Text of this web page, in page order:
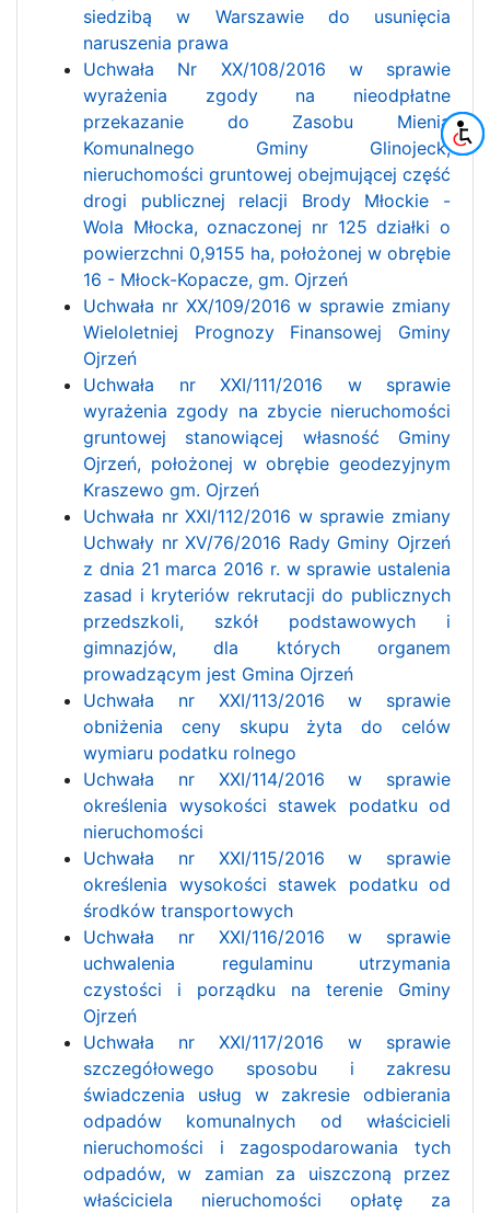
siedzibą w Warszawie do usunięcia
naruszenia prawa
Uchwała Nr XX/108/2016 w sprawie
wyrażenia zgody na nieodpłatne
przekazanie do Zasobu Mienia
Komunalnego Gminy Glinojeck,
nieruchomości gruntowej obejmującej część
drogi publicznej relacji Brody Młockie -
Wola Młocka, oznaczonej nr 125 działki o
powierzchni 0,9155 ha, położonej w obrębie
16 - Młock-Kopacze, gm. Ojrzeń
Uchwała nr XX/109/2016 w sprawie zmiany
Wieloletniej Prognozy Finansowej Gminy
Ojrzeń
Uchwała nr XXI/111/2016 w sprawie
wyrażenia zgody na zbycie nieruchomości
gruntowej stanowiącej własność Gminy
Ojrzeń, położonej w obrębie geodezyjnym
Kraszewo gm. Ojrzeń
Uchwała nr XXI/112/2016 w sprawie zmiany
Uchwały nr XV/76/2016 Rady Gminy Ojrzeń
z dnia 21 marca 2016 r. w sprawie ustalenia
zasad i kryteriów rekrutacji do publicznych
przedszkoli, szkół podstawowych i
gimnazjów, dla których organem
prowadzącym jest Gmina Ojrzeń
Uchwała nr XXI/113/2016 w sprawie
obniżenia ceny skupu żyta do celów
wymiaru podatku rolnego
Uchwała nr XXI/114/2016 w sprawie
określenia wysokości stawek podatku od
nieruchomości
Uchwała nr XXI/115/2016 w sprawie
określenia wysokości stawek podatku od
środków transportowych
Uchwała nr XXI/116/2016 w sprawie
uchwalenia regulaminu utrzymania
czystości i porządku na terenie Gminy
Ojrzeń
Uchwała nr XXI/117/2016 w sprawie
szczegółowego sposobu i zakresu
świadczenia usług w zakresie odbierania
odpadów komunalnych od właścicieli
nieruchomości i zagospodarowania tych
odpadów, w zamian za uiszczoną przez
właściciela nieruchomości opłatę za